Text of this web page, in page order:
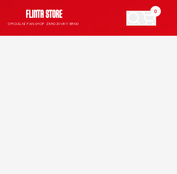
FLINTA STORE
OFICIÁLNÍ FANSHOP ZBROJOVKY BRNO
0